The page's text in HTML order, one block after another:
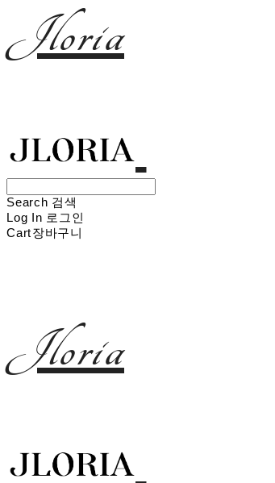
Jloria
Search 검색
Log In 로그인
Cart장바구니
Jloria